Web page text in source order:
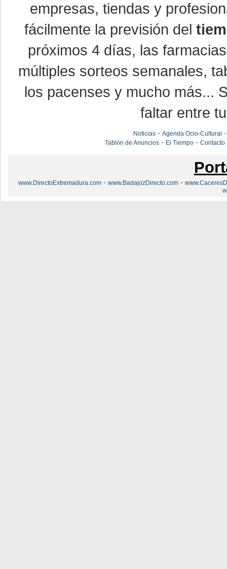
empresas, tiendas y
fácilmente la previsión del
próximos 4 días, las
múltiples sorteos semanales,
los pacenses y mucho más...
faltar entre
Noticias -Agenda Ocio-Cultural
Tablón de Anuncios - El Tiempo -Contacto
www.DirectoExtremadura.com - www.BadajozDirecto.com -